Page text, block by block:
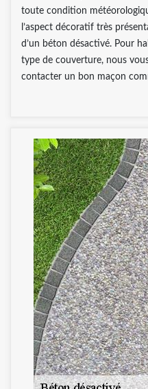
toute condition
l’aspect décoratif très
d’un béton désactivé. Pour
type de couverture, nous
contacter un bon maçon